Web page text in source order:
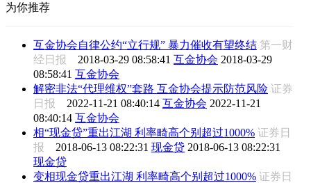
为你推荐
互金协会自律公约“立行规” 暴力催收有望终结 第一财
经日报 2018-03-29 08:58:41 互金协会 2018-03-29
08:58:41 互金协会
解密非法“代理维权”套路 互金协会提示防范风险 证券
日报 2022-11-21 08:40:14 互金协会 2022-11-21
08:40:14 互金协会
相“现金贷”重出江湖 利率畸高个别超过1000% 证券日
报 2018-06-13 08:22:31 现金贷 2018-06-13 08:22:31
现金贷
变相现金贷重出江湖 利率畸高个别超过1000% 证券日